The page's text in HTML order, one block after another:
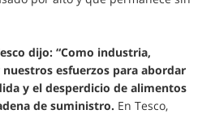
dijo: “Como industria,
esfuerzos para abordar
y el desperdicio de alimentos
de suministro. En Tesco,